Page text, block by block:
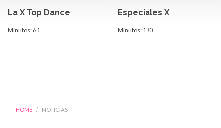
La X Top Dance
Minutos: 60
Especiales X
Minutos: 130
HOME NOTICIAS